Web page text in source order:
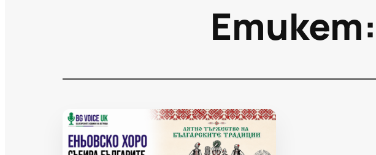
Етикет: